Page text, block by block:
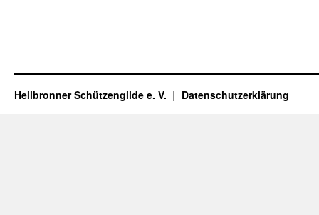
Heilbronner Schützengilde e. V. Datenschutzerklärung